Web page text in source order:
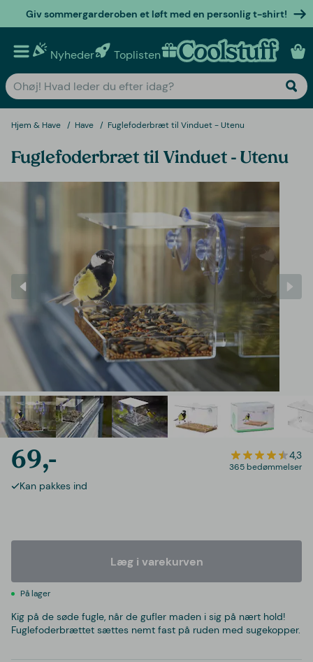
Giv sommergarderoben et løft med en personlig t-shirt!
Nyheder Toplisten Personlige gaver
Hjem & Have Have Fuglefoderbræt til Vinduet - Utenu
Fuglefoderbræt til Vinduet - Utenu
69,- 4,3
365 bedømmelser
Kan pakkes ind
Læg i varekurven
På lager
Kig på de søde fugle, når de gufler maden i sig på nært hold!
Fuglefoderbrættet sættes nemt fast på ruden med sugekopper.